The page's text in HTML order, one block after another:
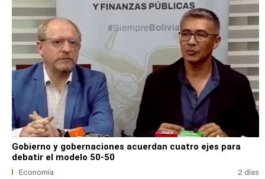
Gobierno y gobernaciones acuerdan cuatro ejes para
debatir el modelo 50-50
Economía 2 días